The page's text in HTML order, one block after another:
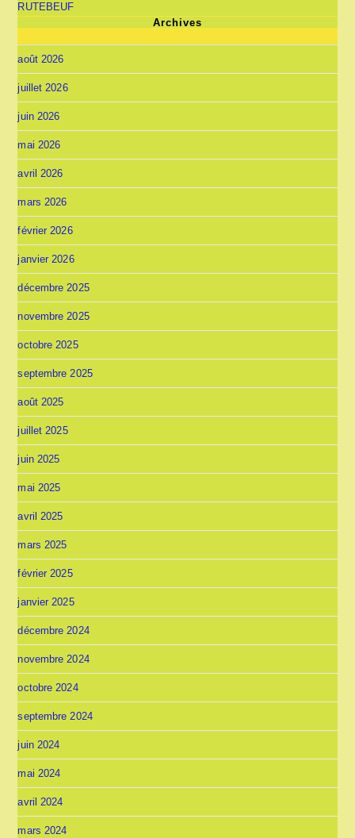
RUTEBEUF
Archives
août 2026
juillet 2026
juin 2026
mai 2026
avril 2026
mars 2026
février 2026
janvier 2026
décembre 2025
novembre 2025
octobre 2025
septembre 2025
août 2025
juillet 2025
juin 2025
mai 2025
avril 2025
mars 2025
février 2025
janvier 2025
décembre 2024
novembre 2024
octobre 2024
septembre 2024
juin 2024
mai 2024
avril 2024
mars 2024